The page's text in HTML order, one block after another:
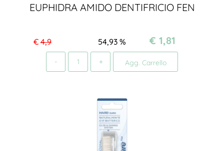
EUPHIDRA AMIDO DENTIFRICIO FEN
€4,9 %
54,93 € 1,81
Agg. Carrello